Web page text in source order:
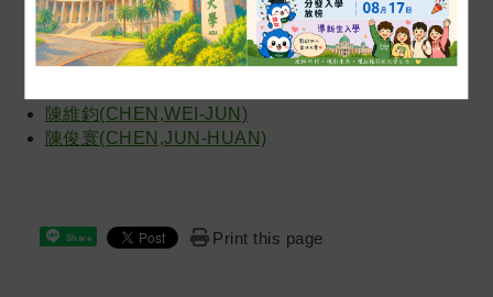
蔡宜軒(CAI,YI-XUAN)
朱從龍(ZHU,CONG-LONG)
李佳珣(LI,JIA-XUN)
陳維鈞(CHEN,WEI-JUN)
陳俊寰(CHEN,JUN-HUAN)
Share Print this page